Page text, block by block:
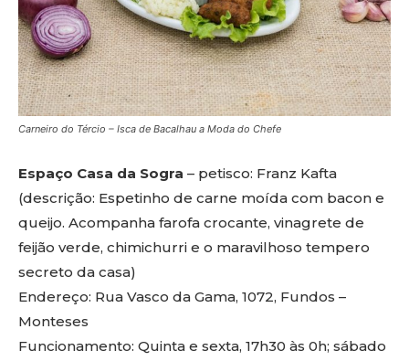
Carneiro do Tércio – Isca de Bacalhau a Moda do Chefe
Espaço Casa da Sogra – petisco: Franz Kafta
(descrição: Espetinho de carne moída com bacon e
queijo. Acompanha farofa crocante, vinagrete de
feijão verde, chimichurri e o maravilhoso tempero
secreto da casa)
Endereço: Rua Vasco da Gama, 1072, Fundos –
Monteses
Funcionamento: Quinta e sexta, 17h30 às 0h; sábado